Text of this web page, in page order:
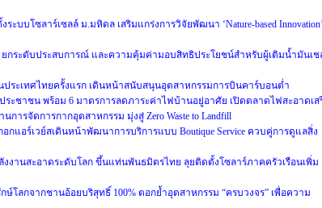
บโซลาร์เซลล์ ม.มหิดล เสริมแกร่งการวิจัยพัฒนา ‘Nature-based Innovation’
ยกระดับประสบการณ์ และความคุ้มค่ามอบสิทธิประโยชน์สำหรับผู้เติมน้ำมันเช
ระเทศไทยครั้งแรก เดินหน้าสนับสนุนอุตสาหกรรมการบินคาร์บอนต่ำ
ะชาชน พร้อม 6 มาตรการลดภาระค่าไฟบ้านอยู่อาศัย เปิดตลาดไฟสะอาดเส
การจัดการกากอุตสาหกรรม มุ่งสู่ Zero Waste to Landfill
แอร์เวย์สเดินหน้าพัฒนาการบริการแบบ Boutique Service ควบคู่การดูแลสิ่ง
งงานสะอาดระดับโลก ขึ้นแท่นพันธมิตรไทย ลุยติดตั้งโซลาร์ภาคครัวเรือนเพิ่ม
ลกจากชานอ้อยบริสุทธิ์ 100% ตอกย้ำอุตสาหกรรม “ครบวงจร” เพื่อความ